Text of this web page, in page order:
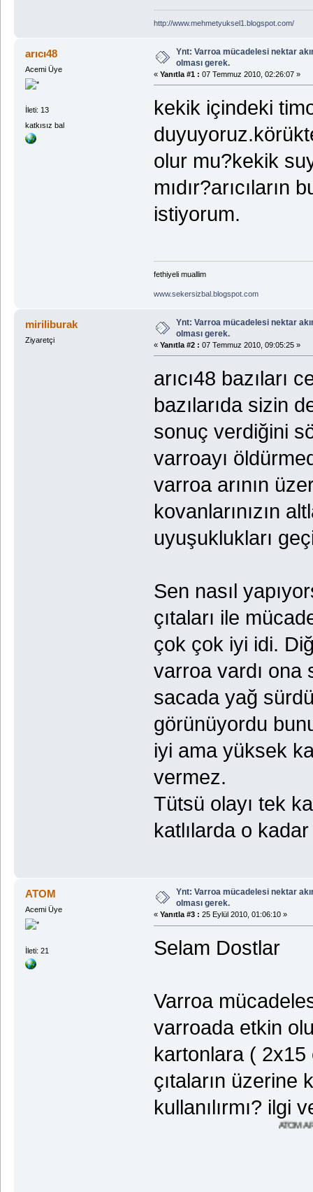
http://www.mehmetyuksel1.blogspot.com/
arıcı48
Acemi Üye
İleti: 13
katkısız bal
Ynt: Varroa mücadelesi nektar
olması gerek.
« Yanıtla #1 : 07 Temmuz 2010, 02:26:07 »
kekik içindeki
olur mu?kekik
mıdır?arıcıların
istiyorum.
fethiyeli muallim
www.sekersizbal.blogspot.com
miriliburak
Ziyaretçi
Ynt: Varroa mücadelesi nektar
olması gerek.
« Yanıtla #2 : 07 Temmuz 2010, 09:05:25 »
arıcı48 bazıları
bazılarıda sizin
sonuç verdiğini
varroayı
varroa arının
kovanlarınızın
uyuşuklukları
Sen nasıl
çıtaları ile
çok çok iyi idi.
varroa vardı ona
sacada yağ
görünüyordu
iyi ama yüksek
vermez.
Tütsü olayı tek
katlılarda o
ATOM
Acemi Üye
İleti: 21
Ynt: Varroa mücadelesi nektar
olması gerek.
« Yanıtla #3 : 25 Eylül 2010, 01:06:10 »
Selam Dostlar
Varroa
varroada etkin
kartonlara ( 2x15
çıtaların
kullanılırmı? ilgi
ATOM ARICI HİLMİ